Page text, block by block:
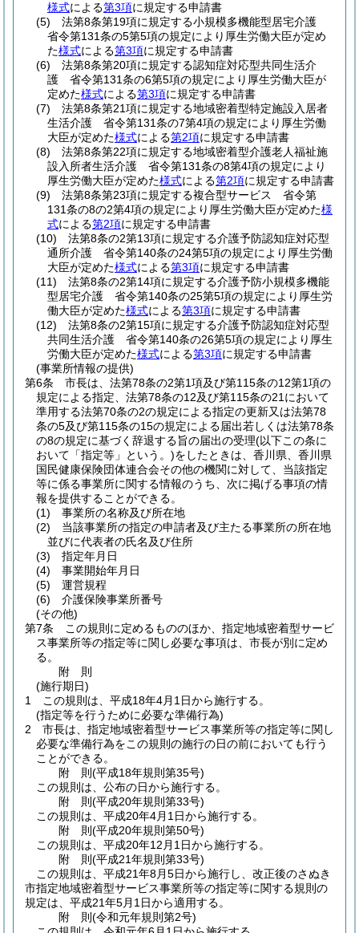
様式による第3項に規定する申請書
(5)
法第8条第19項に規定する小規模多機能型居宅介護
省令第131条の5第5項の規定により厚生労働大臣が定め
た様式による第3項に規定する申請書
(6)
法第8条第20項に規定する認知症対応型共同生活介
護 省令第131条の6第5項の規定により厚生労働大臣が
定めた様式による第3項に規定する申請書
(7)
法第8条第21項に規定する地域密着型特定施設入居者
生活介護 省令第131条の7第4項の規定により厚生労働
大臣が定めた様式による第2項に規定する申請書
(8)
法第8条第22項に規定する地域密着型介護老人福祉施
設入所者生活介護 省令第131条の8第4項の規定により
厚生労働大臣が定めた様式による第2項に規定する申請書
(9)
法第8条第23項に規定する複合型サービス 省令第
131条の8の2第4項の規定により厚生労働大臣が定めた様
式による第2項に規定する申請書
(10)
法第8条の2第13項に規定する介護予防認知症対応型
通所介護 省令第140条の24第5項の規定により厚生労働
大臣が定めた様式による第3項に規定する申請書
(11)
法第8条の2第14項に規定する介護予防小規模多機能
型居宅介護 省令第140条の25第5項の規定により厚生労
働大臣が定めた様式による第3項に規定する申請書
(12)
法第8条の2第15項に規定する介護予防認知症対応型
共同生活介護 省令第140条の26第5項の規定により厚生
労働大臣が定めた様式による第3項に規定する申請書
(事業所情報の提供)
第6条
市長は、法第78条の2第1項及び第115条の12第1項の
規定による指定、法第78条の12及び第115条の21において
準用する法第70条の2の規定による指定の更新又は法第78
条の5及び第115条の15の規定による届出若しくは法第78条
の8の規定に基づく辞退する旨の届出の受理(以下この条に
おいて「指定等」という。)をしたときは、香川県、香川県
国民健康保険団体連合会その他の機関に対して、当該指定
等に係る事業所に関する情報のうち、次に掲げる事項の情
報を提供することができる。
(1)
事業所の名称及び所在地
(2)
当該事業所の指定の申請者及び主たる事業所の所在地
並びに代表者の氏名及び住所
(3)
指定年月日
(4)
事業開始年月日
(5)
運営規程
(6)
介護保険事業所番号
(その他)
第7条
この規則に定めるもののほか、指定地域密着型サービ
ス事業所等の指定等に関し必要な事項は、市長が別に定め
る。
附 則
(施行期日)
1
この規則は、平成18年4月1日から施行する。
(指定等を行うために必要な準備行為)
2
市長は、指定地域密着型サービス事業所等の指定等に関し
必要な準備行為をこの規則の施行の日の前においても行う
ことができる。
附 則(平成18年規則第35号)
この規則は、公布の日から施行する。
附 則(平成20年規則第33号)
この規則は、平成20年4月1日から施行する。
附 則(平成20年規則第50号)
この規則は、平成20年12月1日から施行する。
附 則(平成21年規則第33号)
この規則は、平成21年8月5日から施行し、改正後のさぬき
市指定地域密着型サービス事業所等の指定等に関する規則の
規定は、平成21年5月1日から適用する。
附 則(令和元年規則第2号)